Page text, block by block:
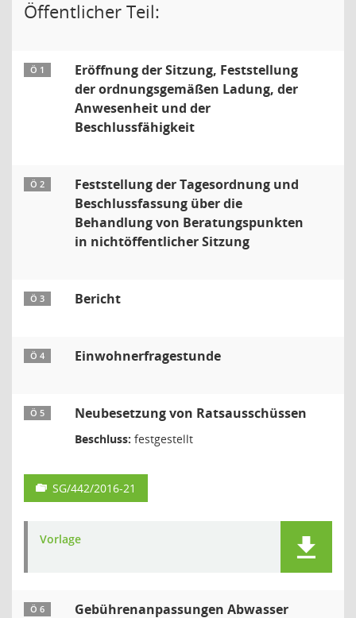
Öffentlicher Teil:
Ö 1
Eröffnung der Sitzung, Feststellung
der ordnungsgemäßen Ladung, der
Anwesenheit und der
Beschlussfähigkeit
Ö 2
Feststellung der Tagesordnung und
Beschlussfassung über die
Behandlung von Beratungspunkten
in nichtöffentlicher Sitzung
Ö 3 Bericht
Ö 4 Einwohnerfragestunde
Ö 5 Neubesetzung von Ratsausschüssen
Beschluss: festgestellt
SG/442/2016-21
Vorlage
Ö 6 Gebührenanpassungen Abwasser